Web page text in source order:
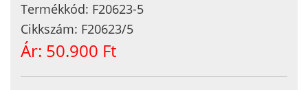
Termékkód: F20623-5
Cikkszám: F20623/5
Ár: 50.900 Ft